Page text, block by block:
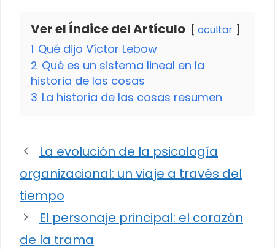
Ver el Índice del Artículo ocultar
1 Qué dijo Víctor Lebow
2 Qué es un sistema lineal en la
historia de las cosas
3 La historia de las cosas resumen
La evolución de la psicología
organizacional: un viaje a través del
tiempo
El personaje principal: el corazón
de la trama